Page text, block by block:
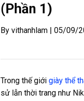
(Phần 1)
By vithanhlam | 05/09/
Trong thế giới giày thể
sử lẫn thời trang như